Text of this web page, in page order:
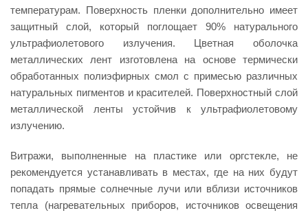
температурам. Поверхность пленки дополнительно имеет
защитный слой, который поглощает 90% натурального
ультрафиолетового излучения. Цветная оболочка
металлических лент изготовлена на основе термически
обработанных полиэфирных смол с примесью различных
натуральных пигментов и красителей. Поверхностный слой
металлической ленты устойчив к ультрафиолетовому
излучению.
Витражи, выполненные на пластике или оргстекле, не
рекомендуется устанавливать в местах, где на них будут
попадать прямые солнечные лучи или вблизи источников
тепла (нагревательных приборов, источников освещения